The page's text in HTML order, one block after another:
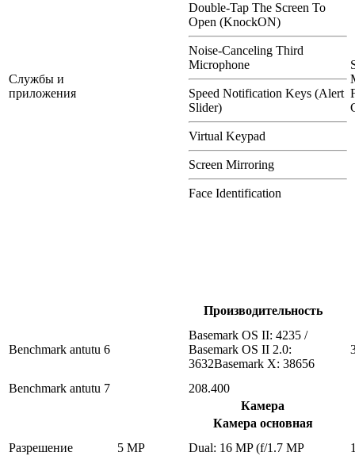
Службы и
приложения
Double-Tap The Screen To
Open (KnockON)
Noise-Canceling Third
Microphone
Speed Notification Keys (Alert
Slider)
Virtual Keypad
Screen Mirroring
Face Identification
Производительность
Benchmark antutu 6
Basemark OS II: 4235 /
Basemark OS II 2.0:
3632Basemark X: 38656
Benchmark antutu 7
208.400
Камера
Камера основная
Разрешение
5 MP Dual: 16 MP (f/1.7 MP